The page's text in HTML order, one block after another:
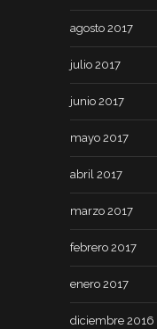
agosto 2017
julio 2017
junio 2017
mayo 2017
abril 2017
marzo 2017
febrero 2017
enero 2017
diciembre 2016